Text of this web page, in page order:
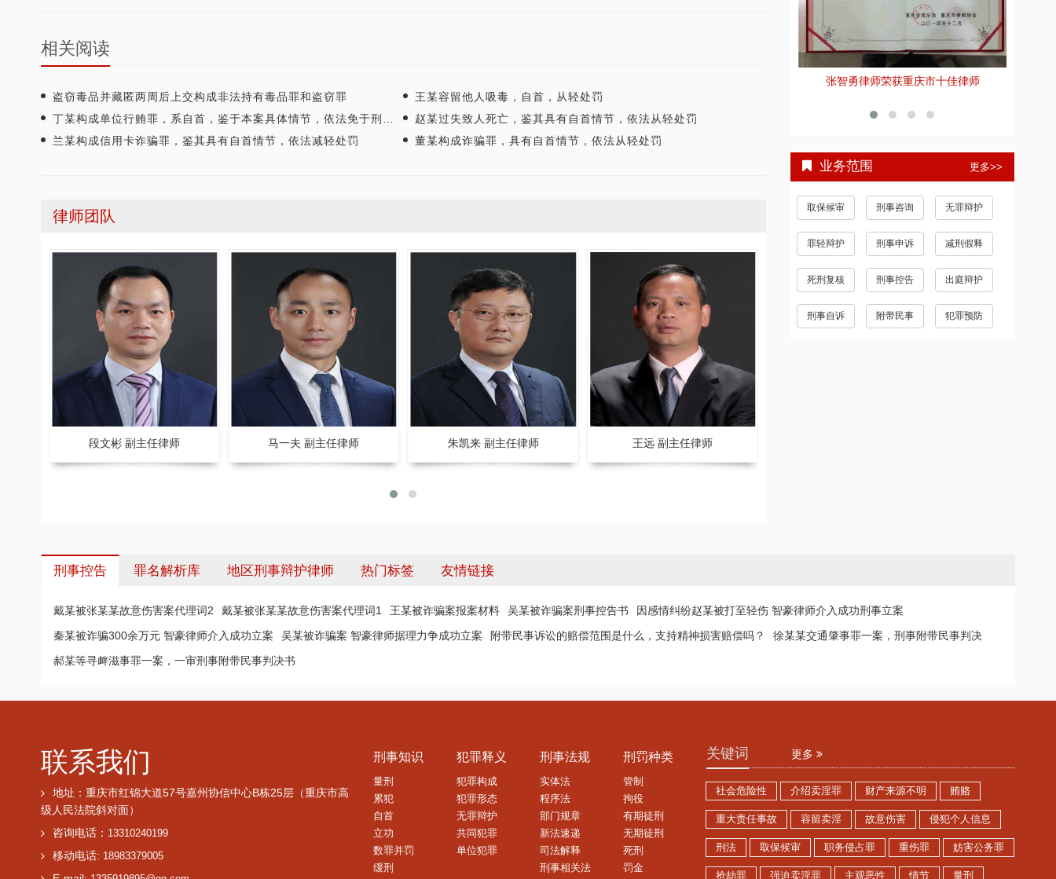
相关阅读
盗窃毒品并藏匿两周后上交构成非法持有毒品罪和盗窃罪
王某容留他人吸毒，自首，从轻处罚
丁某构成单位行贿罪，系自首，鉴于本案具体情节，依法免于刑事处罚
赵某过失致人死亡，鉴其具有自首情节，依法从轻处罚
兰某构成信用卡诈骗罪，鉴其具有自首情节，依法减轻处罚
董某构成诈骗罪，具有自首情节，依法从轻处罚
律师团队
马一夫 副主任律师 朱凯来 副主任律师 王远 副主任律师 刘庆 副主任律师
优秀律师事务所”称号
誉称号
重庆智豪律师事务所荣获司法部颁发“全国
业务范围 更多>>
取保候审 刑事咨询 无罪辩护
罪轻辩护 刑事申诉 减刑假释
死刑复核 刑事控告 出庭辩护
刑事自诉 附带民事 犯罪预防
刑事控告 罪名解析库 地区刑事辩护律师 热门标签 友情链接
戴某被张某某故意伤害案代理词2 戴某被张某某故意伤害案代理词1 王某被诈骗案报案材料 吴某被诈骗案刑事控告书
因感情纠纷赵某被打至轻伤 智豪律师介入成功刑事立案
秦某被诈骗300余万元 智豪律师介入成功立案
吴某被诈骗案 智豪律师据理力争成功立案 附带民事诉讼的赔偿范围是什么，支持精神损害赔偿吗？
徐某某交通肇事罪一案，刑事附带民事判决
郝某等寻衅滋事罪一案，一审刑事附带民事判决书
联系我们
地址：重庆市红锦大道57号嘉州协信中心B栋25层（重庆市高
级人民法院斜对面）
咨询电话： 13310240199
移动电话: 18983379005
刑事知识
量刑
累犯
自首
立功
数罪并罚
缓刑
犯罪释义
犯罪构成
犯罪形态
无罪辩护
共同犯罪
单位犯罪
刑事法规
实体法
程序法
部门规章
新法速递
司法解释
刑事相关法
刑罚种类
管制
拘役
有期徒刑
无期徒刑
死刑
罚金
关键词 更多
社会危险性 介绍卖淫罪 财产来源不明 贿赂
重大责任事故 容留卖淫 故意伤害 侵犯个人信息
刑法 取保候审 职务侵占罪 重伤罪 妨害公务罪
抢劫罪 强迫卖淫罪 主观恶性 情节 量刑